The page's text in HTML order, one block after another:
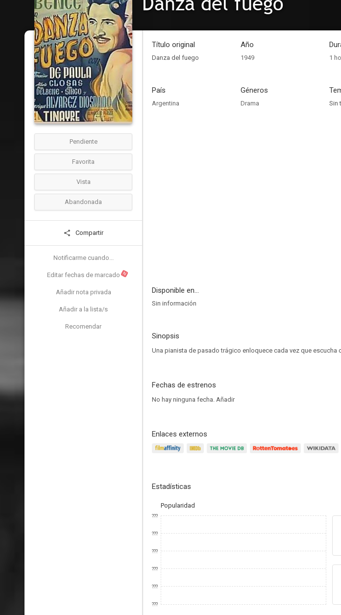
Pendiente
Favorita
Vista
Abandonada
Compartir
Notificarme cuando...
Editar fechas de marcado N
Añadir nota privada
Añadir a la lista/s
Recomendar
Título original
Danza del fuego
Año
1949 1
País
Argentina
Géneros
Drama Sin
Disponible en...
Sin información
Sinopsis
Una pianista de pasado trágico enloquece cada vez que escucha
Fechas de estrenos
No hay ninguna fecha. Añadir
Enlaces externos
Estadísticas
Popularidad
???
???
???
???
???
???